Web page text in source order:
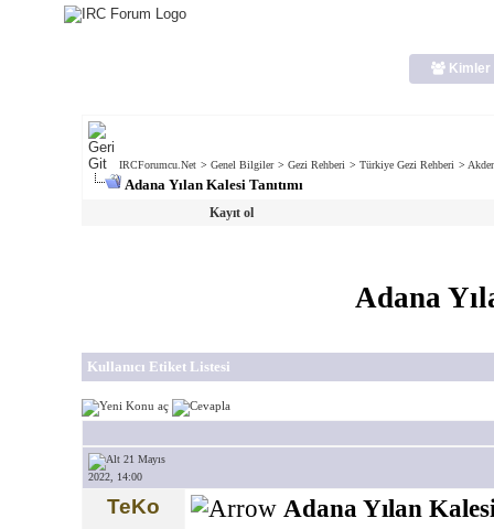
Kimler
IRCForumcu.Net > Genel Bilgiler > Gezi Rehberi > Türkiye Gezi Rehberi >
Adana Yılan Kalesi Tanıtımı
Kayıt ol
Adana
Kullanıcı Etiket Listesi
21 Mayıs
2022, 14:00
TeKo Adana Yılan Kalesi